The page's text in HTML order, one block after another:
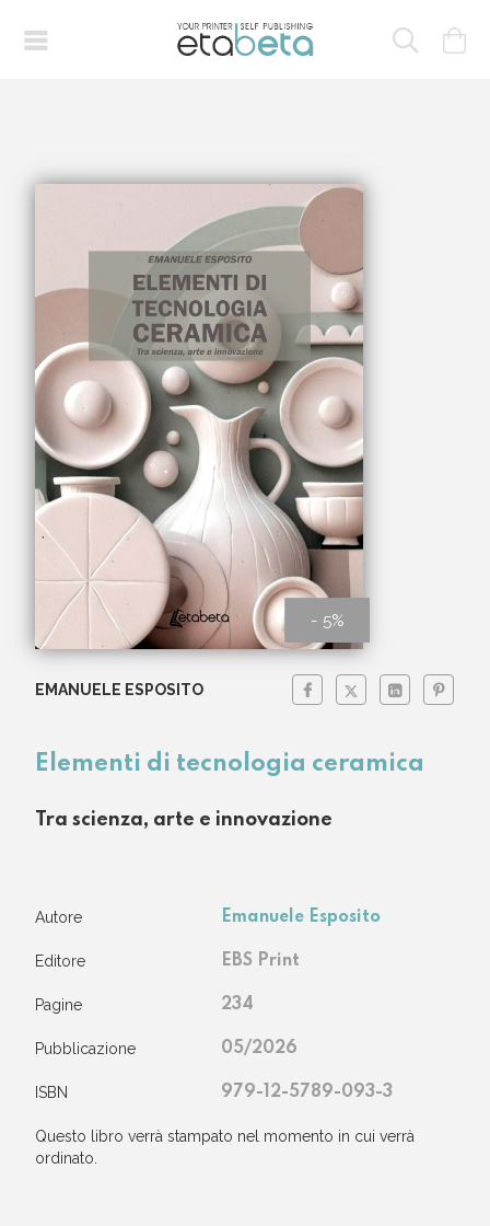
- 5%
EMANUELE ESPOSITO
Elementi di tecnologia ceramica
Tra scienza, arte e innovazione
Autore Emanuele Esposito
Editore EBS Print
Pagine 234
Pubblicazione 05/2026
ISBN 979-12-5789-093-3
questo libro verrà stampato nel momento in cui verrà
ordinato.